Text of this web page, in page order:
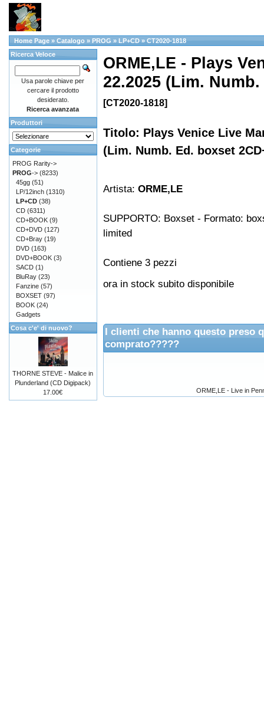
Home Page » Catalogo » PROG » LP+CD » CT2020-1818
ORME,LE - Plays
22.2025 (Lim.
[CT2020-1818]
Titolo: Plays Venice Live
(Lim. Numb. Ed. boxset
Artista: ORME,LE
SUPPORTO: Boxset - Formato:
limited
Contiene 3 pezzi
ora in stock subito disponibile
I clienti che hanno questo preso
comprato?????
ORME,LE - Live in
Ricerca Veloce
Usa parole chiave per
cercare il prodotto
desiderato.
Ricerca avanzata
Produttori
Categorie
PROG Rarity->
PROG-> (8233)
45gg (51)
LP/12inch (1310)
LP+CD (38)
CD (6311)
CD+BOOK (9)
CD+DVD (127)
CD+Bray (19)
DVD (163)
DVD+BOOK (3)
SACD (1)
BluRay (23)
Fanzine (57)
BOXSET (97)
BOOK (24)
Gadgets
Cosa c'e' di nuovo?
THORNE STEVE - Malice in
Plunderland (CD Digipack)
17.00€